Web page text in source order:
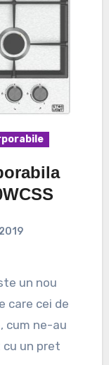
care cei de
cum ne-au
un pret